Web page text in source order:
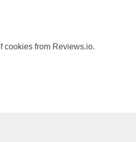
cookies from Reviews.io.